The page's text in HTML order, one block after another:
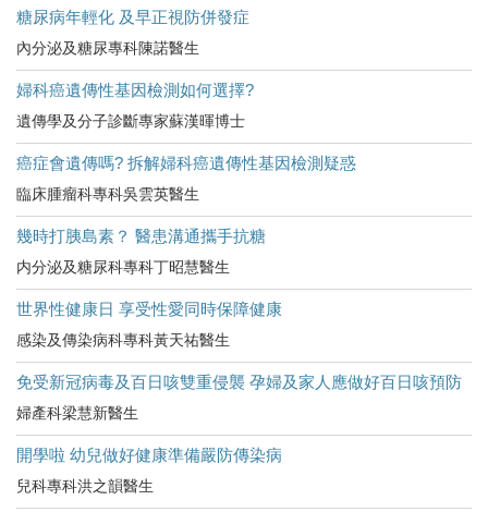
糖尿病年輕化 及早正視防併發症
內分泌及糖尿專科陳諾醫生
婦科癌遺傳性基因檢測如何選擇?
遺傳學及分子診斷專家蘇漢暉博士
癌症會遺傳嗎? 拆解婦科癌遺傳性基因檢測疑惑
臨床腫瘤科專科吳雲英醫生
幾時打胰島素？ 醫患溝通攜手抗糖
内分泌及糖尿科專科丁昭慧醫生
世界性健康日 享受性愛同時保障健康
感染及傳染病科專科黃天祐醫生
免受新冠病毒及百日咳雙重侵襲 孕婦及家人應做好百日咳預防
婦產科梁慧新醫生
開學啦 幼兒做好健康準備嚴防傳染病
兒科專科洪之韻醫生